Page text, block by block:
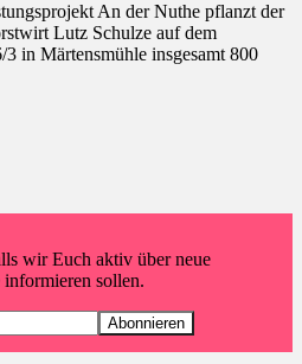
An der Nuthe pflanzt der
Lutz Schulze auf dem
in Märtensmühle insgesamt 800
wir Euch aktiv über neue
sollen.